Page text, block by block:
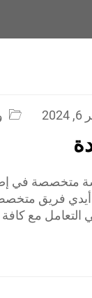
متخصصة في
فريق متخصص
مع